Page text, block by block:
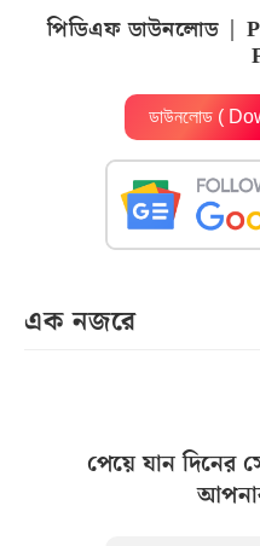
পিডিএফ ডাউনলোড |
ডাউনলোড (
এক নজরে
পেয়ে যান দিনের